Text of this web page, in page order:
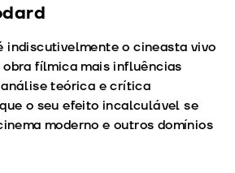
indiscutivelmente o cineasta vivo
fílmica mais influências
teórica e crítica
o seu efeito incalculável se
moderno e outros domínios